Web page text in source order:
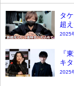
タ
超
2025
『
キ
2025